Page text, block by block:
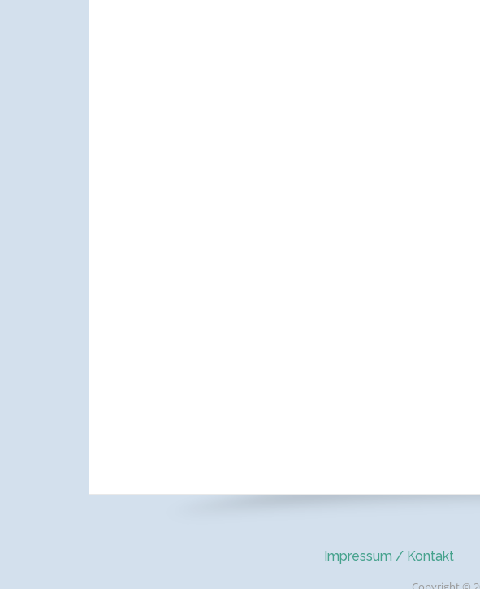
Impressum / Kontakt